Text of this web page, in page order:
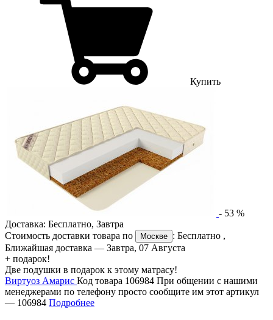
Купить
- 53 %
Доставка: Бесплатно, Завтра
Стоимость доставки товара по
Москве : Бесплатно ,
Ближайшая доставка — Завтра, 07 Августа
+ подарок!
Две подушки в подарок к этому матрасу!
Виртуоз Амарис Код товара 106984 При общении с нашими
менеджерами по телефону просто сообщите им этот артикул
— 106984 Подробнее